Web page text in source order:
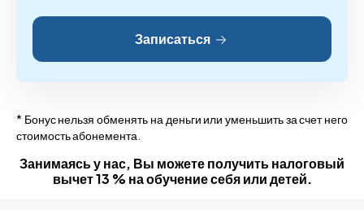
Записаться
* Бонус нельзя обменять на деньги или уменьшить за счет него
стоимость абонемента.
Занимаясь у нас, Вы можете получить налоговый
вычет 13 % на обучение себя или детей.